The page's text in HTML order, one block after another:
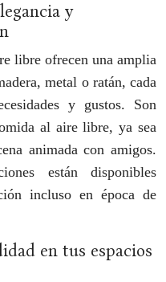
y
libre ofrecen una amplia
metal o ratán, cada
y gustos. Son
al aire libre, ya sea
animada con amigos.
están disponibles
incluso en época de
en tus espacios